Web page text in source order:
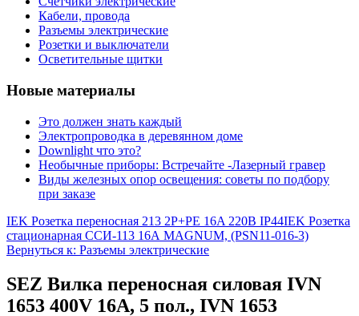
Кабели, провода
Разъемы электрические
Розетки и выключатели
Осветительные щитки
Новые материалы
Это должен знать каждый
Электропроводка в деревянном доме
Downlight что это?
Необычные приборы: Встречайте -Лазерный гравер
Виды железных опор освещения: советы по подбору
при заказе
IEK Розетка переносная 213 2P+PE 16A 220В IP44IEK Розетка
стационарная ССИ-113 16А MAGNUM, (PSN11-016-3)
Вернуться к: Разъемы электрические
SEZ Вилка переносная силовая IVN
1653 400V 16А, 5 пол., IVN 1653